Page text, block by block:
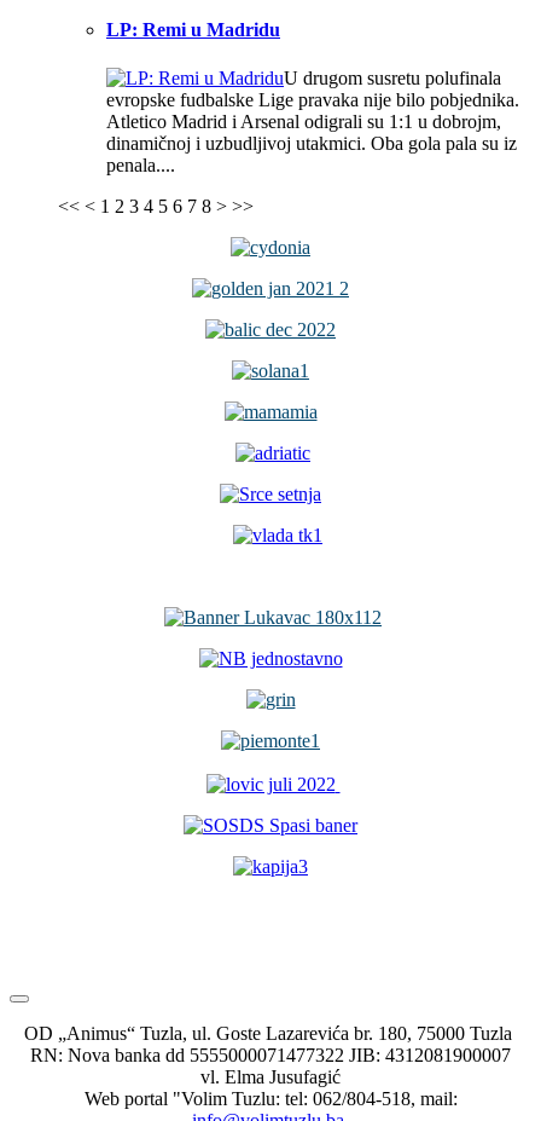
LP: Remi u Madridu
U drugom susretu polufinala
evropske fudbalske Lige pravaka nije bilo pobjednika.
Atletico Madrid i Arsenal odigrali su 1:1 u dobrojm,
dinamičnoj i uzbudljivoj utakmici. Oba gola pala su iz
penala....
<< < 1 2 3 4 5 6 7 8 > >>
OD „Animus“ Tuzla, ul. Goste Lazarevića br. 180, 75000 Tuzla
RN: Nova banka dd 5555000071477322 JIB: 4312081900007
vl. Elma Jusufagić
Web portal "Volim Tuzlu: tel: 062/804-518, mail: